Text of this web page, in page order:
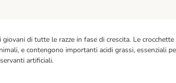
di tutte le razze in fase di crescita. Le crocchette
e contengono importanti acidi grassi, essenziali
artificiali.